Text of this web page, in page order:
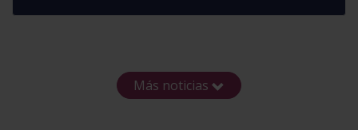
Más noticias